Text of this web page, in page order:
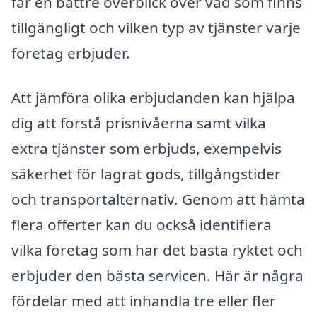
tillgängligt och vilken typ av tjänster varje
företag erbjuder.
Att jämföra olika erbjudanden kan hjälpa
dig att förstå prisnivåerna samt vilka
extra tjänster som erbjuds, exempelvis
säkerhet för lagrat gods, tillgångstider
och transportalternativ. Genom att hämta
flera offerter kan du också identifiera
vilka företag som har det bästa ryktet och
erbjuder den bästa servicen. Här är några
fördelar med att inhandla tre eller fler